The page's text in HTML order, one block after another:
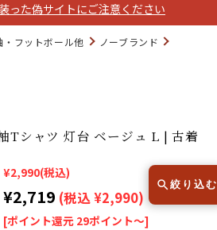
った偽サイトにご注意ください
までのご注文で当日出荷！
・フットボール他
ノーブランド
Tシャツ 灯台 ベージュ L | 古着
¥2,990(税込)
¥2,719 (税込 ¥2,990)
[ポイント還元 29ポイント～]
絞り込む